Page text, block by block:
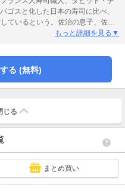
ゴスと化した日本の寿司に比べ、
ているという。佐治の息子、佐治
出ることを決意。金もコネも何も
もっと詳細を見る▼
る (無料)
じる
まとめ買い